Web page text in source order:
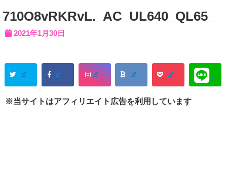
710O8vRKRvL._AC_UL640_QL65_
2021年1月30日
※当サイトはアフィリエイト広告を利用しています